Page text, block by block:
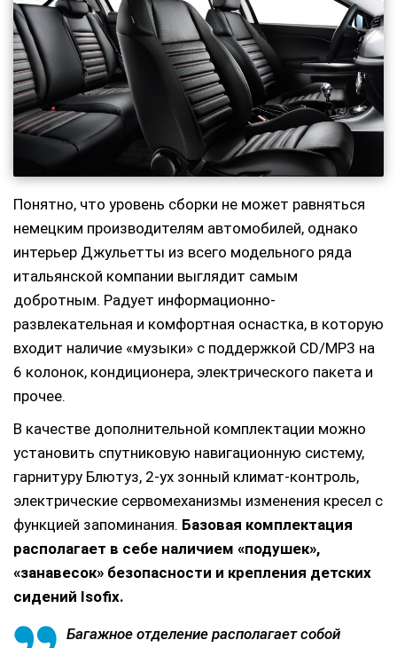
Понятно, что уровень сборки не может равняться
немецким производителям автомобилей, однако
интерьер Джульетты из всего модельного ряда
итальянской компании выглядит самым
добротным. Радует информационно-
развлекательная и комфортная оснастка, в которую
входит наличие «музыки» с поддержкой CD/MP3 на
6 колонок, кондиционера, электрического пакета и
прочее.
В качестве дополнительной комплектации можно
установить спутниковую навигационную систему,
гарнитуру Блютуз, 2-ух зонный климат-контроль,
электрические сервомеханизмы изменения кресел с
функцией запоминания. Базовая комплектация
располагает в себе наличием «подушек»,
«занавесок» безопасности и крепления детских
сидений Isofix.
Багажное отделение располагает собой